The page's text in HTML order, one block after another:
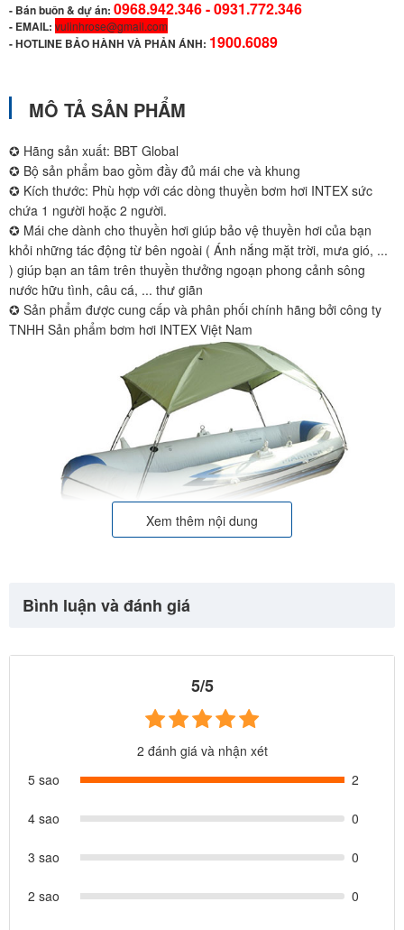
- Bán buôn & dự án: 0968.942.346 -0931.772.346
- EMAIL: vulinhrose@gmail.com
-HOTLINE BẢO HÀNH VÀ PHẢN ÁNH: 1900.6089
MÔ TẢ SẢN PHẨM
✪ Hãng sản xuất: BBT Global
✪ Bộ sản phẩm bao gồm đầy đủ mái che và khung
✪ Kích thước: Phù hợp với các dòng thuyền bơm hơi INTEX sức
chứa 1 người hoặc 2 người.
✪ Mái che dành cho thuyền hơi giúp bảo vệ thuyền hơi của bạn
khỏi những tác động từ bên ngoài ( Ánh nắng mặt trời, mưa gió, ...
) giúp bạn an tâm trên thuyền thưởng ngoạn phong cảnh sông
nước hữu tình, câu cá, ... thư giãn
✪ Sản phẩm được cung cấp và phân phối chính hãng bởi công ty
TNHH Sản phẩm bơm hơi INTEX Việt Nam
Video hướng dẫn lắp mái che thuyền hơi
Xem thêm nội dung
Bình luận và đánh giá
5/5
2 đánh giá và nhận xét
5 sao
2
4 sao 0
3 sao 0
2 sao 0